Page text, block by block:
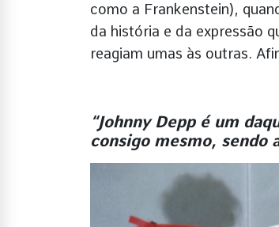
como a Frankenstein),
da história e da expressão
reagiam umas às outras.
“Johnny Depp é um
consigo mesmo, sendo